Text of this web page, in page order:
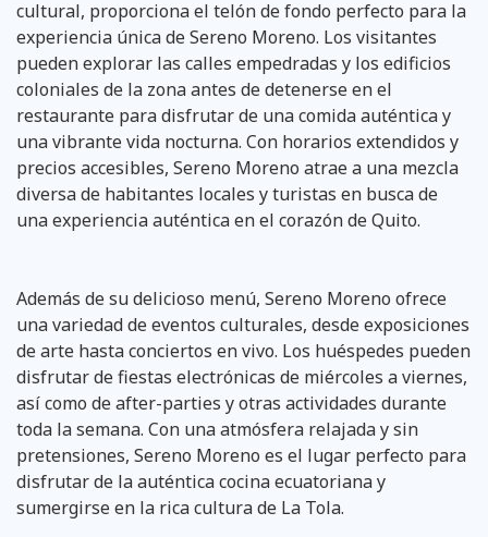
cultural, proporciona el telón de fondo perfecto para la
experiencia única de Sereno Moreno. Los visitantes
pueden explorar las calles empedradas y los edificios
coloniales de la zona antes de detenerse en el
restaurante para disfrutar de una comida auténtica y
una vibrante vida nocturna. Con horarios extendidos y
precios accesibles, Sereno Moreno atrae a una mezcla
diversa de habitantes locales y turistas en busca de
una experiencia auténtica en el corazón de Quito.
Además de su delicioso menú, Sereno Moreno ofrece
una variedad de eventos culturales, desde exposiciones
de arte hasta conciertos en vivo. Los huéspedes pueden
disfrutar de fiestas electrónicas de miércoles a viernes,
así como de after-parties y otras actividades durante
toda la semana. Con una atmósfera relajada y sin
pretensiones, Sereno Moreno es el lugar perfecto para
disfrutar de la auténtica cocina ecuatoriana y
sumergirse en la rica cultura de La Tola.